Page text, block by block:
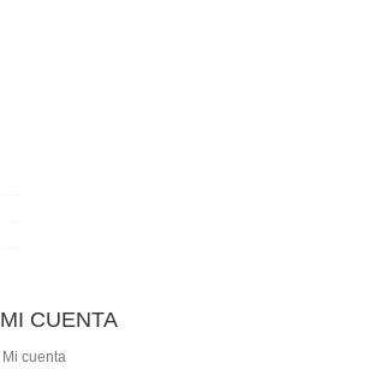
MI CUENTA
Mi cuenta